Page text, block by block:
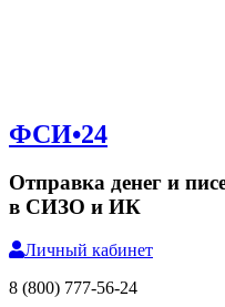
ФСИ•24
Отправка денег и
в СИЗО и ИК
Личный кабинет
8 (800) 777-56-24